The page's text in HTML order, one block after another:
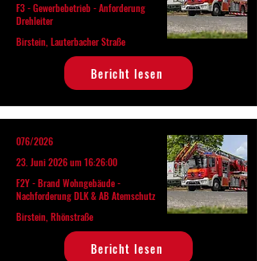
F3 - Gewerbebetrieb - Anforderung
Drehleiter
Birstein, Lauterbacher Straße
Bericht lesen
076/2026
23. Juni 2026 um 16:26:00
F2Y - Brand Wohngebäude -
Nachforderung DLK & AB Atemschutz
Birstein, Rhönstraße
Bericht lesen